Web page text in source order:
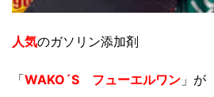
人気のガソリン添加剤
「WAKO´S フューエルワン 」が